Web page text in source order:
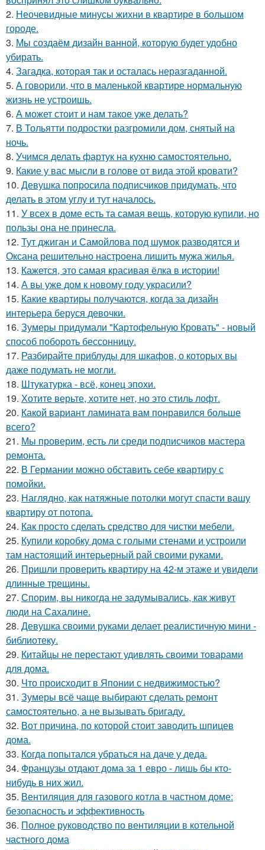
2. Неочевидные минусы жихни в квартире в большом
городе.
3. Мы создаём дизайн ванной, которую будет удобно
убирать.
4. Загадка, которая так и осталась неразгаданной.
5. А говорили, что в маленькой квартире нормальную
жизнь не устроишь.
6. А может стоит и нам такое уже делать?
7. В Тольятти подростки разгромили дом, снятый на
ночь.
8. Учимся делать фартук на кухню самостоятельно.
9. Какие у вас мысли в голове от вида этой кровати?
10. Девушка попросила подписчиков придумать, что
делать в этом углу и тут началось.
11. У всех в доме есть та самая вещь, которую купили, но
пользы она не принесла.
12. Тут джиган и Самойлова под шумок разводятся и
Оксана решительно настроена лишить мужа жилья.
13. Кажется, это самая красивая ёлка в истории!
14. А вы уже дом к новому году украсили?
15. Какие квартиры получаются, когда за дизайн
интерьера беруся девочки.
16. Зумеры придумали "Картофельную Кровать" - новый
способ побороть бессонницу.
17. Разбирайте приблуды для шкафов, о которых вы
даже подумать не могли.
18. Штукатурка - всё, конец эпохи.
19. Хотите верьте, хотите нет, но это стиль лофт.
20. Какой вариант ламината вам понравился больше
всего?
21. Мы проверим, есть ли среди подписчиков мастера
ремонта.
22. В Германии можно обставить себе квартиру с
помойки.
23. Наглядно, как натяжные потолки могут спасти вашу
квартиру от потопа.
24. Как просто сделать средство для чистки мебели.
25. Купили коробку дома с голыми стенами и устроили
там настоящий интерьерный рай своими руками.
26. Пришли проверить квартиру на 42-м этаже и увидели
длинные трещины.
27. Спорим, вы никогда не задумывались, как живут
люди на Сахалине.
28. Девушка своими руками делает реалистичную мини -
библиотеку.
29. Китайцы не перестают удивлять своими товарами
для дома.
30. Что происходит в Японии с недвижимостью?
31. Зумеры всё чаще выбирают сделать ремонт
самостоятельно, а не вызывать бригаду.
32. Вот причина, по которой стоит заводить шпицев
дома.
33. Когда попытался убраться на даче у деда.
34. Французы отдают дома за 1 евро - лишь бы кто-
нибудь в них жил.
35. Вентиляция для газового котла в частном доме:
безопасность и эффективность
36. Полное руководство по вентиляции в котельной
частного дома